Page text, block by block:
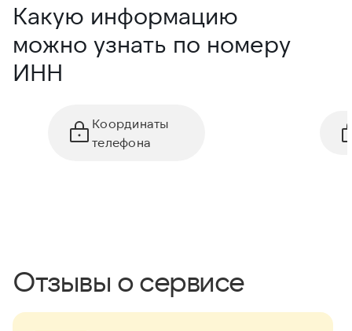
Какую информацию
можно узнать по номеру
ИНН
Координаты
телефона
Отзывы о сервисе